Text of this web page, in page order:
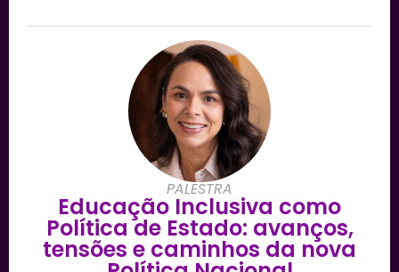
PALESTRA
Educação Inclusiva como
Política de Estado: avanços,
tensões e caminhos da nova